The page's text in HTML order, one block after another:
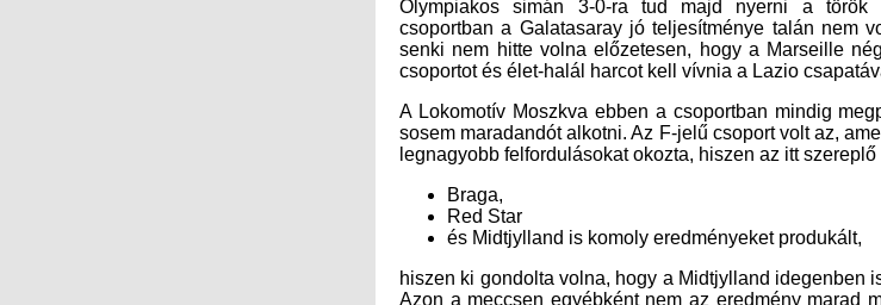
csoportot és élet-halál harcot kell vívnia a Lazio
A Lokomotív Moszkva ebben a csoportban mindig
sosem maradandót alkotni. Az F-jelű csoport volt az,
legnagyobb felfordulásokat okozta, hiszen az itt szereplő
Braga,
Red Star
és Midtjylland is komoly eredményeket produkált,
hiszen ki gondolta volna, hogy a Midtjylland idegenben
Azon a meccsen egyébként nem az eredmény marad